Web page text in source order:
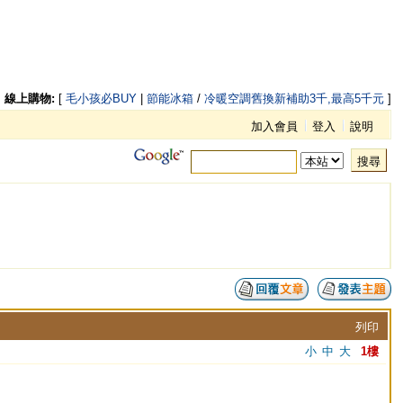
線上購物: [ 毛小孩必BUY| 節能冰箱/ 冷暖空調舊換新補助3千,最高5千元]
加入會員 登入 說明
搜尋
列印
1樓
大
中
小